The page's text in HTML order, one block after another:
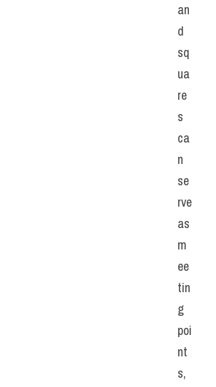
an
d
sq
ua
re
s
ca
n
se
rve
as
m
ee
tin
g
poi
nt
s,